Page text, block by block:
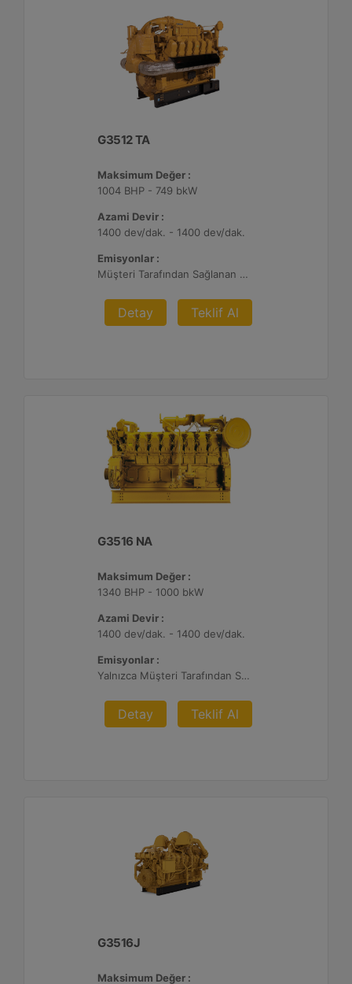
G3512 TA
Maksimum Değer :
1004 BHP - 749 bkW
Azami Devir :
1400 dev/dak. - 1400 dev/dak.
Emisyonlar :
Müşteri Tarafından Sağlanan Atık Arıtma ile NSPS Saha Uyumluluğuna Sahiptir, 0,5 g/bhp-sa. NOx
Detay Teklif Al
G3516 NA
Maksimum Değer :
1340 BHP - 1000 bkW
Azami Devir :
1400 dev/dak. - 1400 dev/dak.
Emisyonlar :
Yalnızca Müşteri Tarafından Sağlanan Atık Arıtma ile İhracat, %0,5 O2 Ayar Noktası
Detay Teklif Al
G3516J
Maksimum Değer :